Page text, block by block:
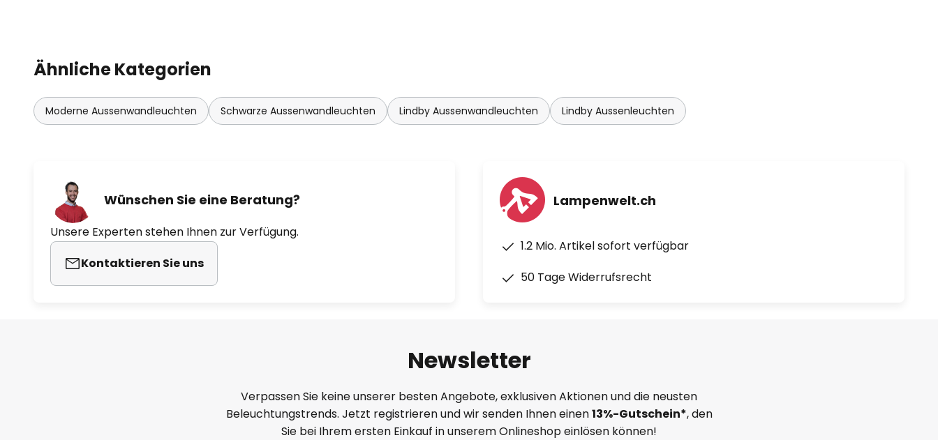
Ähnliche Kategorien
Moderne Aussenwandleuchten Schwarze Aussenwandleuchten Lindby Aussenwandleuchten Lindby Aussenleuchten
Wünschen Sie eine Beratung?
Unsere Experten stehen Ihnen zur Verfügung.
Kontaktieren Sie uns
Lampenwelt.ch
1.2 Mio. Artikel sofort verfügbar
50 Tage Widerrufsrecht
Newsletter
Verpassen Sie keine unserer besten Angebote, exklusiven Aktionen und die neusten
Beleuchtungstrends. Jetzt registrieren und wir senden Ihnen einen13%-Gutschein*, den
Sie bei Ihrem ersten Einkauf in unserem Onlineshop einlösen können!